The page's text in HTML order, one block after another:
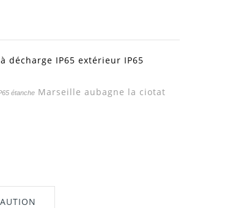
décharge IP65 extérieur IP65
étancheMarseille aubagne la ciotat